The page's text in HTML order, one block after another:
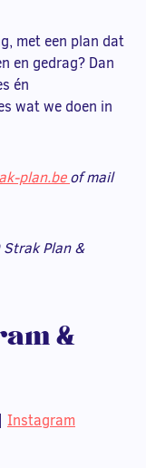
met een plan dat
en gedrag? Dan
én
wat we doen in
of mail
Strak Plan &
&
Instagram